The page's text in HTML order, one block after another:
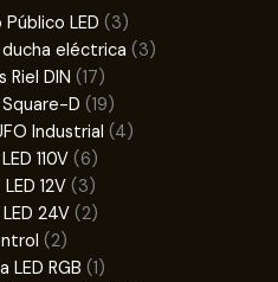
LED 33
productos
eléctrica 33
Riel DIN 1717
productos
D 1919
productos
Industrial 44
110V 66
productos
12V 33
productos
24V 22
22
productos
LED RGB 11